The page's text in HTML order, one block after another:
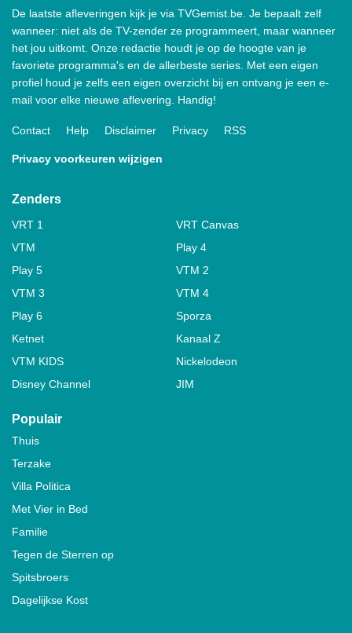
De laatste afleveringen kijk je via TVGemist.be. Je bepaalt zelf
wanneer: niet als de TV-zender ze programmeert, maar wanneer
het jou uitkomt. Onze redactie houdt je op de hoogte van je
favoriete programma's en de allerbeste series. Met een eigen
profiel houd je zelfs een eigen overzicht bij en ontvang je een e-
mail voor elke nieuwe aflevering. Handig!
Contact Help Disclaimer Privacy RSS
Privacy voorkeuren wijzigen
Zenders
VRT 1
VRT Canvas
VTM
Play 4
Play 5
VTM 2
VTM 3
VTM 4
Play 6
Sporza
Ketnet
Kanaal Z
VTM KIDS
Nickelodeon
Disney Channel
JIM
Populair
Thuis
Terzake
Villa Politica
Met Vier in Bed
Familie
Tegen de Sterren op
Spitsbroers
Dagelijkse Kost